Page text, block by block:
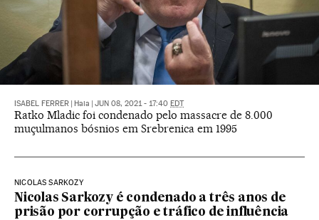
ISABEL FERRER Haia JUN 08, 2021 - 17:40 EDT
Ratko Mladic foi condenado pelo massacre de 8.000
muçulmanos bósnios em Srebrenica em 1995
NICOLAS SARKOZY
Nicolas Sarkozy é condenado a três anos de
prisão por corrupção e tráfico de influência